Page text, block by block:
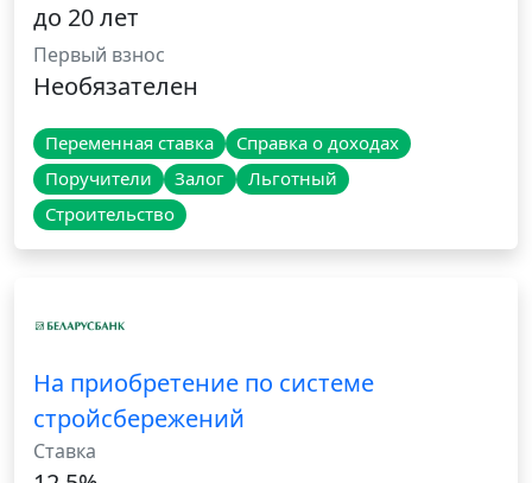
до 20 лет
Первый взнос
Необязателен
Переменная ставка
Справка о доходах
Поручители
Залог
Льготный
Строительство
На приобретение по системе
стройсбережений
Ставка